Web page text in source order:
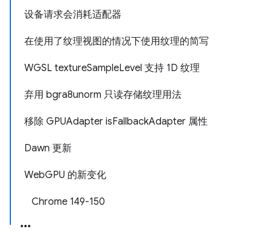
设备请求会消耗适配器
在使用了纹理视图的情况下使用纹理的简写
WGSL textureSampleLevel 支持 1D 纹理
弃用 bgra8unorm 只读存储纹理用法
移除 GPUAdapter isFallbackAdapter 属性
Dawn 更新
WebGPU 的新变化
Chrome 149-150